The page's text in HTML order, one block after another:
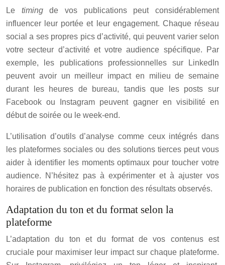
Le timingde vos publications peut considérablement
influencer leur portée et leur engagement. Chaque réseau
social a ses propres pics d’activité, qui peuvent varier selon
votre secteur d’activité et votre audience spécifique. Par
exemple, les publications professionnelles sur LinkedIn
peuvent avoir un meilleur impact en milieu de semaine
durant les heures de bureau, tandis que les posts sur
Facebook ou Instagram peuvent gagner en visibilité en
début de soirée ou le week-end.
L’utilisation d’outils d’analyse comme ceux intégrés dans
les plateformes sociales ou des solutions tierces peut vous
aider à identifier les moments optimaux pour toucher votre
audience. N’hésitez pas à expérimenter et à ajuster vos
horaires de publication en fonction des résultats observés.
Adaptation du ton et du format selon la
plateforme
L’adaptation du ton et du format de vos contenus est
cruciale pour maximiser leur impact sur chaque plateforme.